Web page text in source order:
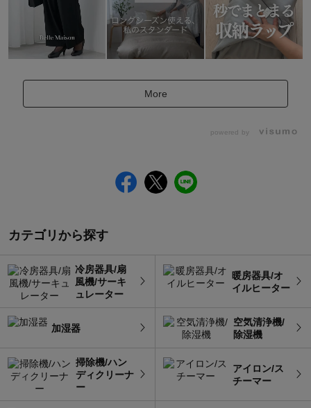
More
powered by
カテゴリから探す
冷房器具/扇
風機/サーキ
ュレーター
暖房器具/オ
イルヒーター
加湿器
空気清浄機/
除湿機
掃除機/ハン
ディクリーナ
ー
アイロン/ス
チーマー